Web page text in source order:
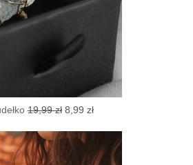
19,99zł Pierwotna
wynosiła:
19,99 zł.
8,99 złAktualna
wynosi:
8,99 zł.